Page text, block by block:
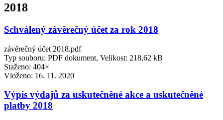
2018
Schválený závěrečný účet za rok 2018
závěrečný účet 2018.pdf
Typ souboru: PDF dokument, Velikost: 218,62 kB
Staženo: 404×
Vloženo: 16. 11. 2020
Výpis výdajů za uskutečněné akce a uskutečněné
platby 2018